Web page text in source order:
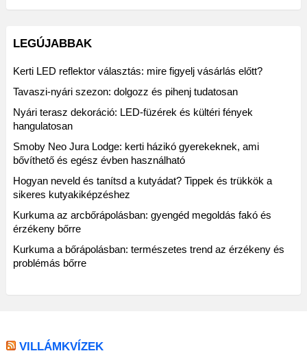
LEGÚJABBAK
Kerti LED reflektor választás: mire figyelj vásárlás előtt?
Tavaszi-nyári szezon: dolgozz és pihenj tudatosan
Nyári terasz dekoráció: LED-füzérek és kültéri fények
hangulatosan
Smoby Neo Jura Lodge: kerti házikó gyerekeknek, ami
bővíthető és egész évben használható
Hogyan neveld és tanítsd a kutyádat? Tippek és trükkök a
sikeres kutyakiképzéshez
Kurkuma az arcbőrápolásban: gyengéd megoldás fakó és
érzékeny bőrre
Kurkuma a bőrápolásban: természetes trend az érzékeny és
problémás bőrre
VILLÁMKVÍZEK